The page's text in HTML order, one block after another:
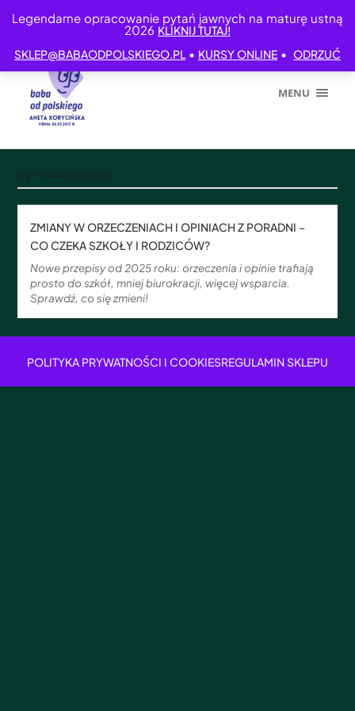
Legendarne opracowanie pytań jawnych na maturę ustną
2026 KLIKNIJ TUTAJ!
SKLEP@BABAODPOLSKIEGO.PL • KURSY ONLINE • ODRZUĆ
MENU
ZMIANY W ORZECZENIACH I OPINIACH Z PORADNI –
CO CZEKA SZKOŁY I RODZICÓW?
Nowe przepisy od 2025 roku: orzeczenia i opinie trafiają
prosto do szkół, mniej biurokracji, więcej wsparcia.
Sprawdź, co się zmieni!
POLITYKA PRYWATNOŚCI I COOKIESREGULAMIN SKLEPU